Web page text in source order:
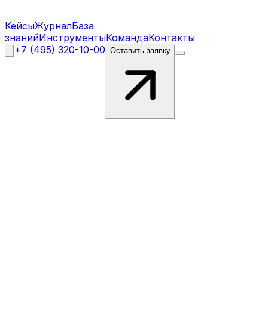
КейсыЖурналБаза
знанийИнструментыКомандаКонтакты
+7 (495) 320-10-00 Оставить заявку